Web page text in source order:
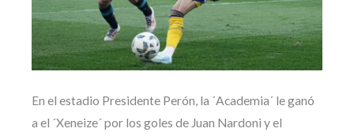
En el estadio Presidente Perón, la ´Academia´ le ganó
a el ´Xeneize´ por los goles de Juan Nardoni y el